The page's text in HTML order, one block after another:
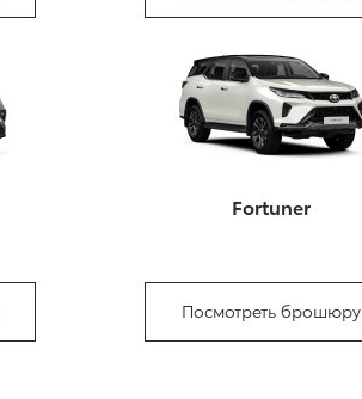
Fortuner
Посмотреть брошюру